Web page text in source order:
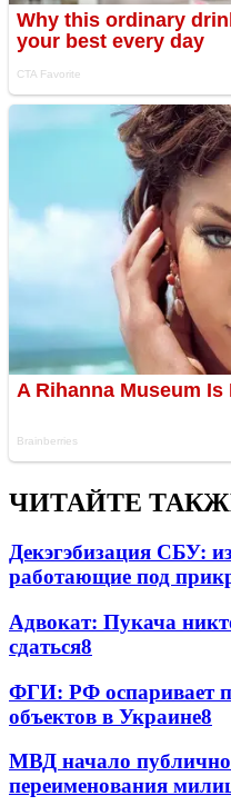
ЧИТАЙТЕ
Декэгэбизация СБУ:
работающие под
Адвокат: Пукача
сдаться8
ФГИ: РФ оспаривает
объектов в Украине8
МВД начало
переименования